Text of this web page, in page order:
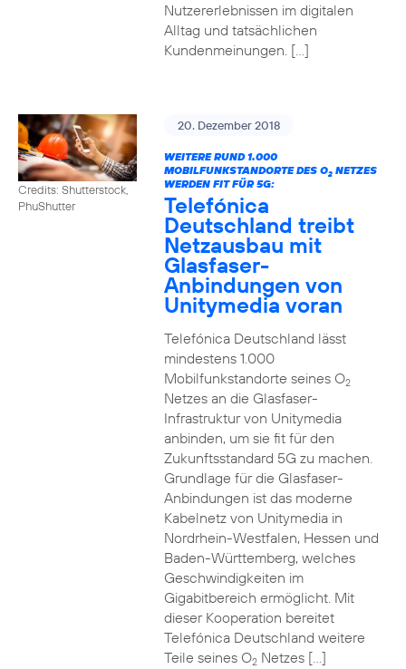
Nutzererlebnissen im digitalen
Alltag und tatsächlichen
Kundenmeinungen. […]
Credits: Shutterstock,
PhuShutter
20. Dezember 2018
WEITERE RUND 1.000
MOBILFUNKSTANDORTE DES O2NETZES
WERDEN FIT FÜR 5G:
Telefónica
Deutschland treibt
Netzausbau mit
Glasfaser-
Anbindungen von
Unitymedia voran
Telefónica Deutschland lässt
mindestens 1.000
Mobilfunkstandorte seines O2
Netzes an die Glasfaser-
Infrastruktur von Unitymedia
anbinden, um sie fit für den
Zukunftsstandard 5G zu machen.
Grundlage für die Glasfaser-
Anbindungen ist das moderne
Kabelnetz von Unitymedia in
Nordrhein-Westfalen, Hessen und
Baden-Württemberg, welches
Geschwindigkeiten im
Gigabitbereich ermöglicht. Mit
dieser Kooperation bereitet
Telefónica Deutschland weitere
Teile seines O2Netzes […]